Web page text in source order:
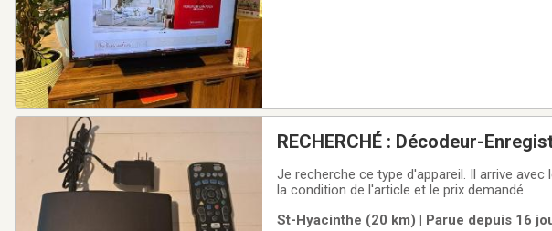
RECHERCHÉ : Décodeur-
Je recherche ce type d'appareil. Il arrive avec le système d'opération (OS) exclusif à Maskatel. S.V.P. préciser
la condition de l'article et le prix demandé.
St-Hyacinthe (20 km) | Parue depuis 16